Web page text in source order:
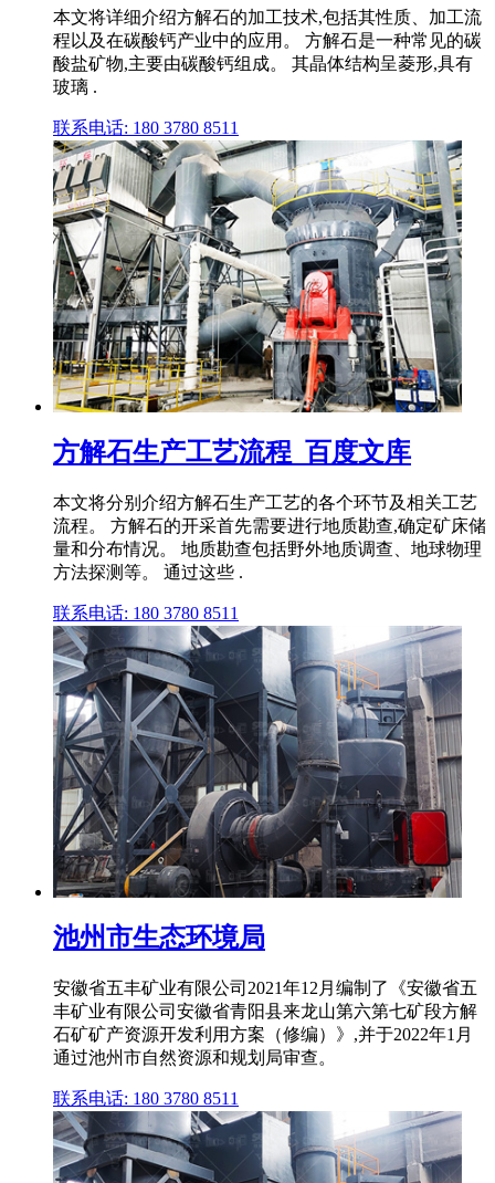
本文将详细介绍方解石的加工技术,包括其性质、加工流
程以及在碳酸钙产业中的应用。 方解石是一种常见的碳
酸盐矿物,主要由碳酸钙组成。 其晶体结构呈菱形,具有
玻璃 .
联系电话: 180 3780 8511
方解石生产工艺流程_百度文库
本文将分别介绍方解石生产工艺的各个环节及相关工艺
流程。 方解石的开采首先需要进行地质勘查,确定矿床储
量和分布情况。 地质勘查包括野外地质调查、地球物理
方法探测等。 通过这些 .
联系电话: 180 3780 8511
池州市生态环境局
安徽省五丰矿业有限公司2021年12月编制了《安徽省五
丰矿业有限公司安徽省青阳县来龙山第六第七矿段方解
石矿矿产资源开发利用方案（修编）》,并于2022年1月
通过池州市自然资源和规划局审查。
联系电话: 180 3780 8511